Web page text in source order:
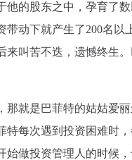
他的股东之中，孕育了
带动下就产生了200名以
来叫苦不迭，遗憾终生
那就是巴菲特的姑姑爱
特每次遇到投资困难时
始做投资管理人的时候